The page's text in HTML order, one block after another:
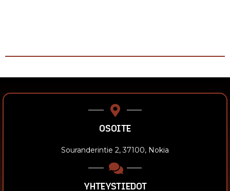
OSOITE
Souranderintie 2, 37100, Nokia
YHTEYSTIEDOT